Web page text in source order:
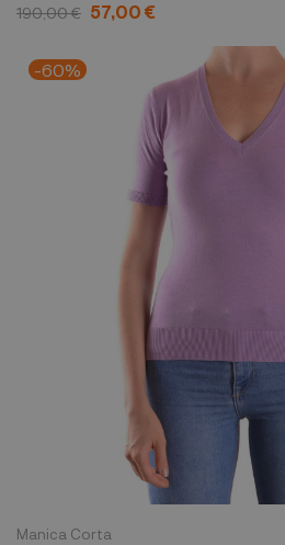
190,00 € 57,00 €
-60%
Manica Corta